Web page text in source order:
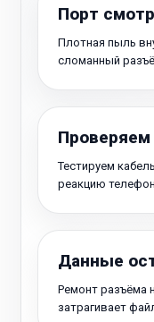
Порт
Плотная пыль
сломанный
Тестируем
реакцию
Данные
Ремонт разъёма
затрагивает